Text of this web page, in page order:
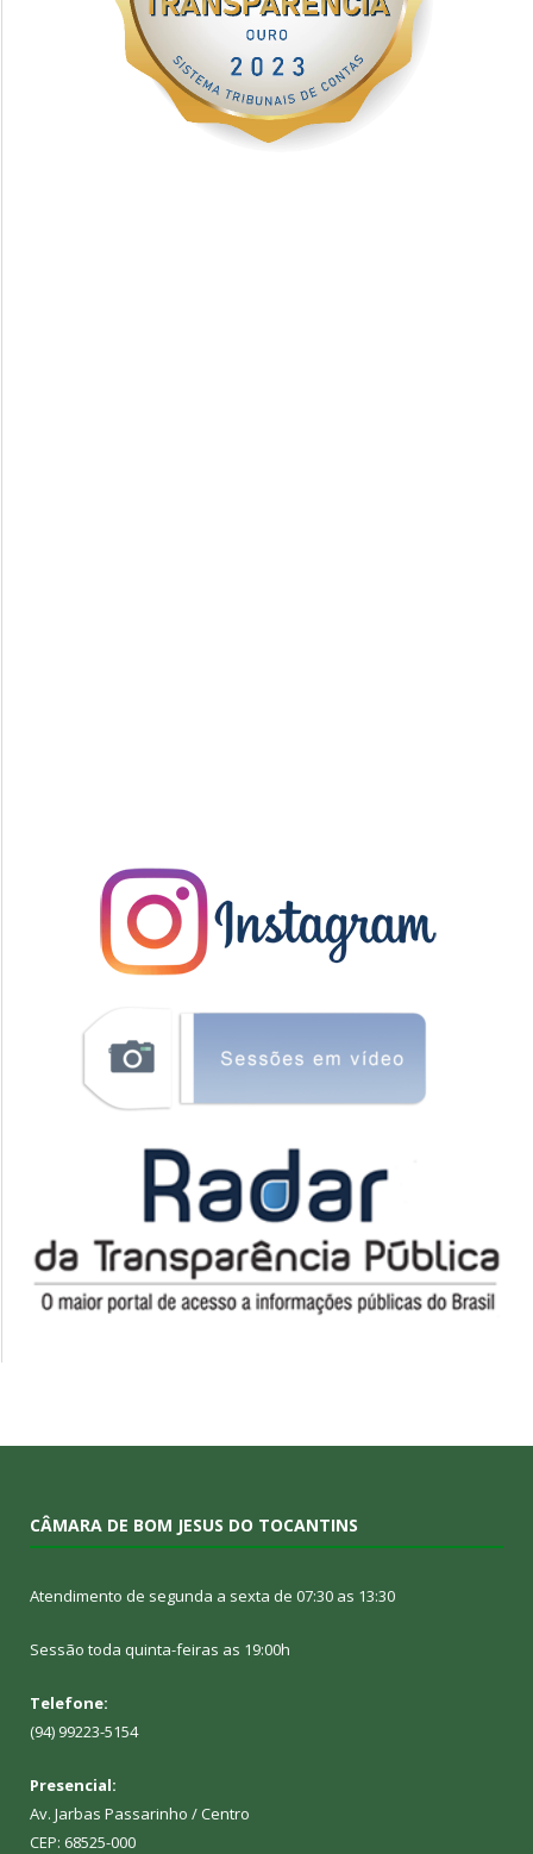
CÂMARA DE BOM JESUS DO TOCANTINS
Atendimento de segunda a sexta de 07:30 as 13:30
Sessão toda quinta-feiras as 19:00h
Telefone:
(94) 99223-5154
Presencial:
Av. Jarbas Passarinho / Centro
CEP: 68525-000